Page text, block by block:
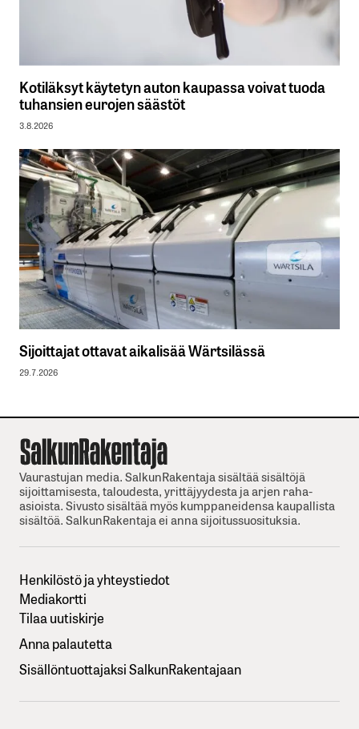
Kotiläksyt käytetyn auton kaupassa voivat tuoda
tuhansien eurojen säästöt
3.8.2026
Sijoittajat ottavat aikalisää Wärtsilässä
29.7.2026
Vaurastujan media. SalkunRakentaja sisältää sisältöjä
sijoittamisesta, taloudesta, yrittäjyydesta ja arjen raha-
asioista. Sivusto sisältää myös kumppaneidensa kaupallista
sisältöä. SalkunRakentaja ei anna sijoitussuosituksia.
Henkilöstö ja yhteystiedot
Mediakortti
Tilaa uutiskirje
Anna palautetta
Sisällöntuottajaksi SalkunRakentajaan